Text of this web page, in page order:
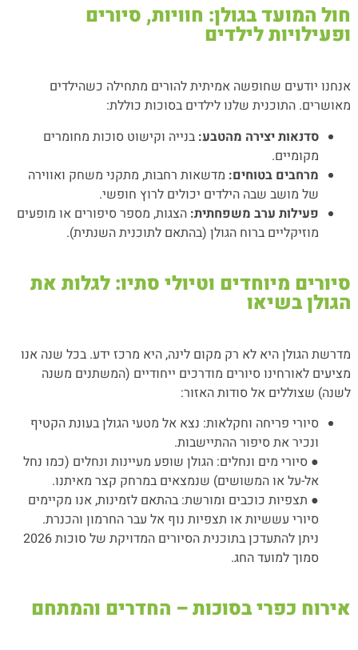
חול המועד בגולן: חוויות, סיורים
ופעילויות לילדים
אנחנו יודעים שחופשה אמיתית להורים מתחילה כשהילדים
מאושרים. התוכנית שלנו לילדים בסוכות כוללת:
סדנאות יצירה מהטבע: בנייה וקישוט סוכות מחומרים
מקומיים.
מרחבים בטוחים: מדשאות רחבות, מתקני משחק ואווירה
של מושב שבה הילדים יכולים לרוץ חופשי.
פעילות ערב משפחתית: הצגות, מספר סיפורים או מופעים
מוזיקליים ברוח הגולן (בהתאם לתוכנית השנתית).
סיורים מיוחדים וטיולי סתיו: לגלות את
הגולן בשיאו
מדרשת הגולן היא לא רק מקום לינה, היא מרכז ידע. בכל שנה אנו
מציעים לאורחינו סיורים מודרכים ייחודיים (המשתנים משנה
לשנה) שצוללים אל סודות האזור:
סיורי פריחה וחקלאות: נצא אל מטעי הגולן בעונת הקטיף
ונכיר את סיפור ההתיישבות.
● סיורי מים ונחלים: הגולן שופע מעיינות ונחלים (כמו נחל
אל-על או המשושים) שנמצאים במרחק קצר מאיתנו.
● תצפיות כוכבים ומורשת: בהתאם לזמינות, אנו מקיימים
סיורי עששיות או תצפיות נוף אל עבר החרמון והכנרת.
ניתן להתעדכן בתוכנית הסיורים המדויקת של סוכות 2026
סמוך למועד החג.
אירוח כפרי בסוכות – החדרים והמתחם